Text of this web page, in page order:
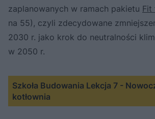
zaplanowanych w ramach pakietu Fit
na 55), czyli zdecydowane
2030 r. jako krok do neutralności
w 2050 r.
Szkoła Budowania Lekcja 7 -
kotłownia